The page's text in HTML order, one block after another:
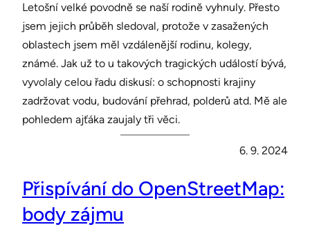
Letošní velké povodně se naší rodině vyhnuly. Přesto
jsem jejich průběh sledoval, protože v zasažených
oblastech jsem měl vzdálenější rodinu, kolegy,
známé. Jak už to u takových tragických událostí bývá,
vyvolaly celou řadu diskusí: o schopnosti krajiny
zadržovat vodu, budování přehrad, polderů atd. Mě ale
pohledem ajťáka zaujaly tři věci.
6. 9. 2024
Přispívání do OpenStreetMap:
body zájmu